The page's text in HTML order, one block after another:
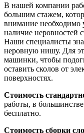
В нашей компании
большим стажем,
внимание необходимо
наличие неровностей
Наши специалисты
неровную нишу. Для
машинки, чтобы
оставить сколов от
поверхностях.
Стоимость
работы, в
бесплатно.
Стоимость сборки